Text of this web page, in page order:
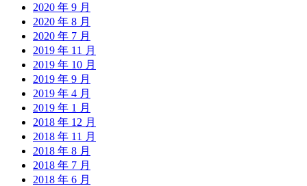
2020 年 9 月
2020 年 8 月
2020 年 7 月
2019 年 11 月
2019 年 10 月
2019 年 9 月
2019 年 4 月
2019 年 1 月
2018 年 12 月
2018 年 11 月
2018 年 8 月
2018 年 7 月
2018 年 6 月